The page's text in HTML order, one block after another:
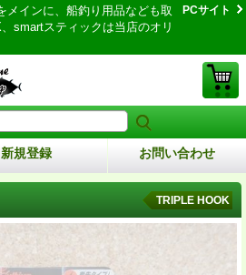
メインに、船釣り用品なども取
smartスティックは当店のオリ
PCサイト
新規登録 お問い合わせ
TRIPLE HOOK